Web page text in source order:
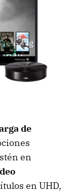
de
en
en UHD,